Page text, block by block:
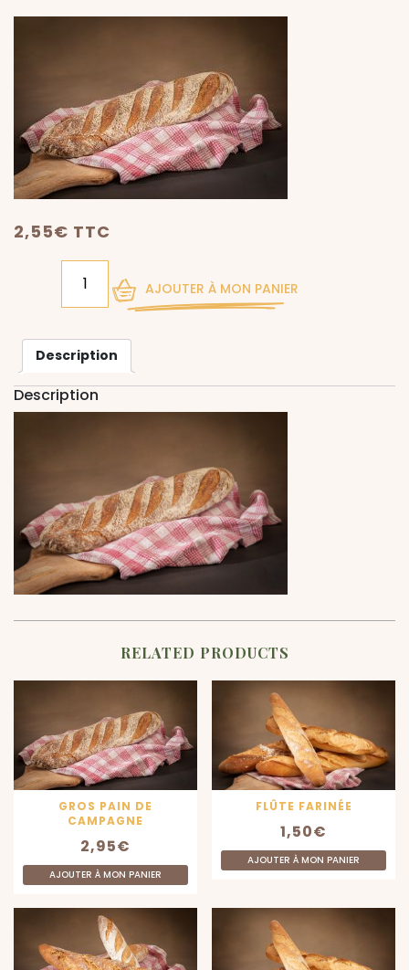
2,55€ TTC
AJOUTER À MON PANIER
Description
Description
RELATED PRODUCTS
GROS PAIN DE
CAMPAGNE
2,95€
AJOUTER À MON PANIER
FLÛTE FARINÉE
1,50€
AJOUTER À MON PANIER